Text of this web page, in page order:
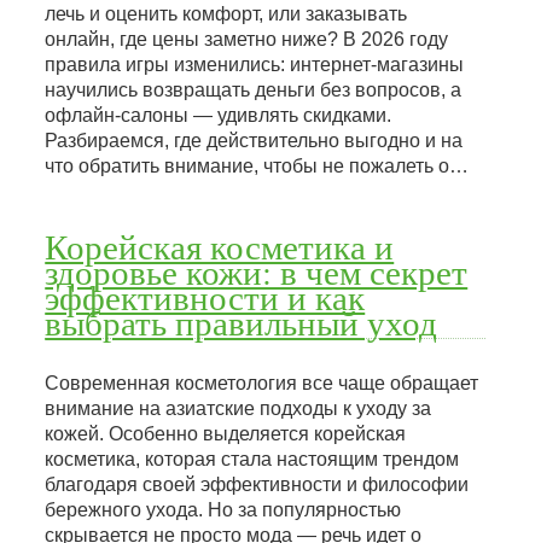
лечь и оценить комфорт, или заказывать
онлайн, где цены заметно ниже? В 2026 году
правила игры изменились: интернет-магазины
научились возвращать деньги без вопросов, а
офлайн-салоны — удивлять скидками.
Разбираемся, где действительно выгодно и на
что обратить внимание, чтобы не пожалеть о…
Корейская косметика и
здоровье кожи: в чем секрет
эффективности и как
выбрать правильный уход
Современная косметология все чаще обращает
внимание на азиатские подходы к уходу за
кожей. Особенно выделяется корейская
косметика, которая стала настоящим трендом
благодаря своей эффективности и философии
бережного ухода. Но за популярностью
скрывается не просто мода — речь идет о